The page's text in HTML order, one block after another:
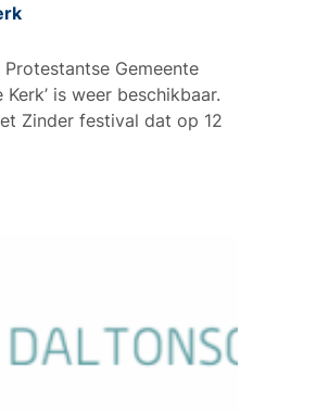
Gemeente
is weer beschikbaar.
Zinder festival dat op 12